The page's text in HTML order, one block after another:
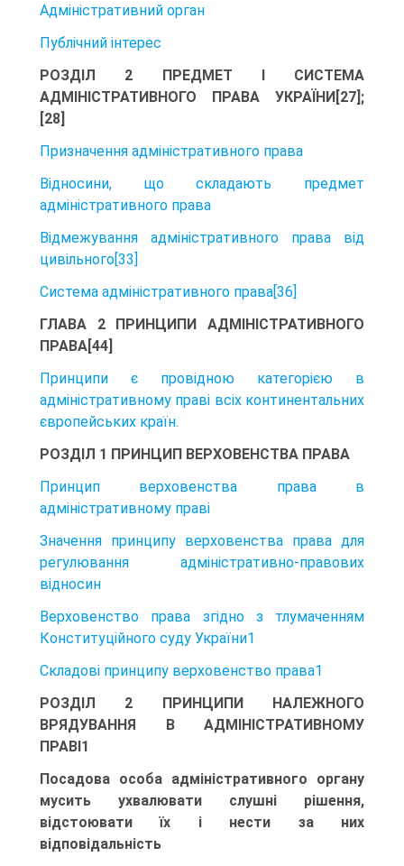
Адміністративний орган
Публічний інтерес
РОЗДІЛ 2 ПРЕДМЕТ І СИСТЕМА
АДМІНІСТРАТИВНОГО ПРАВА УКРАЇНИ[27];
[28]
Призначення адміністративного права
Відносини, що складають предмет
адміністративного права
Відмежування адміністративного права від
цивільного[33]
Система адміністративного права[36]
ГЛАВА 2 ПРИНЦИПИ АДМІНІСТРАТИВНОГО
ПРАВА[44]
Принципи є провідною категорією в
адміністративному праві всіх конти­нентальних
європейських країн.
РОЗДІЛ 1 ПРИНЦИП ВЕРХОВЕНСТВА ПРАВА
Принцип верховенства права в
адміністративному праві
Значення принципу верховенства права для
регулювання адміністративно-правових
відносин
Верховенство права згідно з тлумаченням
Конституційного суду України1
Складові принципу верховенство права1
РОЗДІЛ 2 ПРИНЦИПИ НАЛЕЖНОГО
ВРЯДУВАННЯ В АДМІНІСТРАТИВНОМУ
ПРАВІ1
Посадова особа адміністративного органу
мусить ухвалювати слушні рішення,
відстоювати їх і нести за них
відповідальність